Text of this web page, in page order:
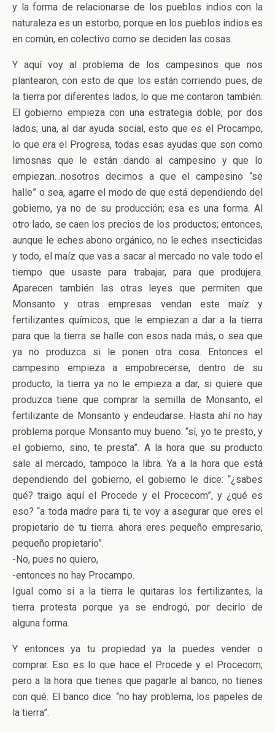
y la forma de relacionarse de los pueblos indios con la
naturaleza es un estorbo, porque en los pueblos indios es
en común, en colectivo como se deciden las cosas.
Y aquí voy al problema de los campesinos que nos
plantearon, con esto de que los están corriendo pues, de
la tierra por diferentes lados, lo que me contaron también.
El gobierno empieza con una estrategia doble, por dos
lados; una, al dar ayuda social, esto que es el Procampo,
lo que era el Progresa, todas esas ayudas que son como
limosnas que le están dando al campesino y que lo
empiezan…nosotros decimos a que el campesino “se
halle” o sea, agarre el modo de que está dependiendo del
gobierno, ya no de su producción; esa es una forma. Al
otro lado, se caen los precios de los productos; entonces,
aunque le eches abono orgánico, no le eches insecticidas
y todo, el maíz que vas a sacar al mercado no vale todo el
tiempo que usaste para trabajar, para que produjera.
Aparecen también las otras leyes que permiten que
Monsanto y otras empresas vendan este maíz y
fertilizantes químicos, que le empiezan a dar a la tierra
para que la tierra se halle con esos nada más, o sea que
ya no produzca si le ponen otra cosa. Entonces el
campesino empieza a empobrecerse, dentro de su
producto, la tierra ya no le empieza a dar, si quiere que
produzca tiene que comprar la semilla de Monsanto, el
fertilizante de Monsanto y endeudarse. Hasta ahí no hay
problema porque Monsanto muy bueno: “sí, yo te presto, y
el gobierno, sino, te presta”. A la hora que su producto
sale al mercado, tampoco la libra. Ya a la hora que está
dependiendo del gobierno, el gobierno le dice: “¿sabes
qué? traigo aquí el Procede y el Procecom”, y ¿qué es
eso? “a toda madre para ti, te voy a asegurar que eres el
propietario de tu tierra. ahora eres pequeño empresario,
pequeño propietario”.
-No, pues no quiero,
-entonces no hay Procampo.
Igual como si a la tierra le quitaras los fertilizantes, la
tierra protesta porque ya se endrogó, por decirlo de
alguna forma.
Y entonces ya tu propiedad ya la puedes vender o
comprar. Eso es lo que hace el Procede y el Procecom;
pero a la hora que tienes que pagarle al banco, no tienes
con qué. El banco dice: “no hay problema, los papeles de
la tierra”.